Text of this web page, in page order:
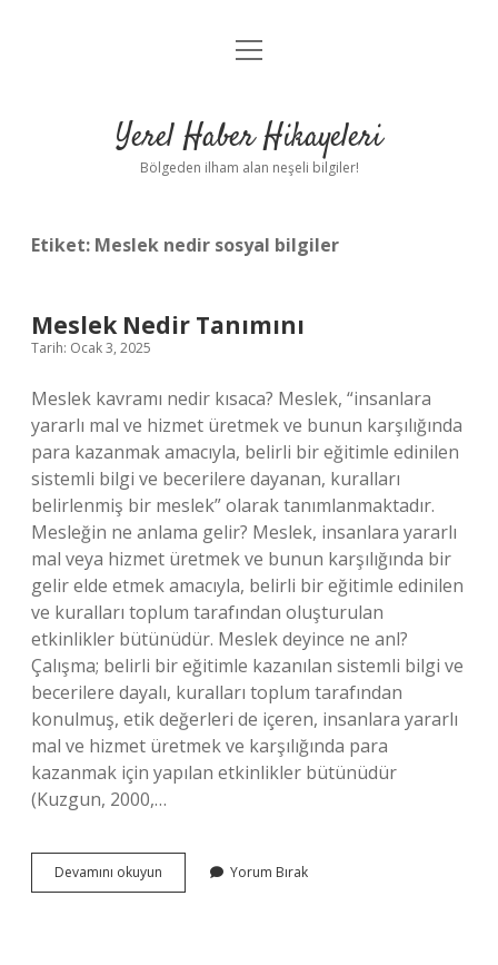
Anasayfa
Yasal Uyarı
menüyü
Yerel Haber Hikayeleri
Bölgeden ilham alan neşeli bilgiler!
Etiket: Meslek nedir sosyal bilgiler
Meslek Nedir Tanımını
Tarih: Ocak 3, 2025
Meslek kavramı nedir kısaca? Meslek, “insanlara
yararlı mal ve hizmet üretmek ve bunun karşılığında
para kazanmak amacıyla, belirli bir eğitimle edinilen
sistemli bilgi ve becerilere dayanan, kuralları
belirlenmiş bir meslek” olarak tanımlanmaktadır.
Mesleğin ne anlama gelir? Meslek, insanlara yararlı
mal veya hizmet üretmek ve bunun karşılığında bir
gelir elde etmek amacıyla, belirli bir eğitimle edinilen
ve kuralları toplum tarafından oluşturulan
etkinlikler bütünüdür. Meslek deyince ne anl?
Çalışma; belirli bir eğitimle kazanılan sistemli bilgi ve
becerilere dayalı, kuralları toplum tarafından
konulmuş, etik değerleri de içeren, insanlara yararlı
mal ve hizmet üretmek ve karşılığında para
kazanmak için yapılan etkinlikler bütünüdür
(Kuzgun, 2000,…
Devamını okuyun
Nedir
Yorum Bırak